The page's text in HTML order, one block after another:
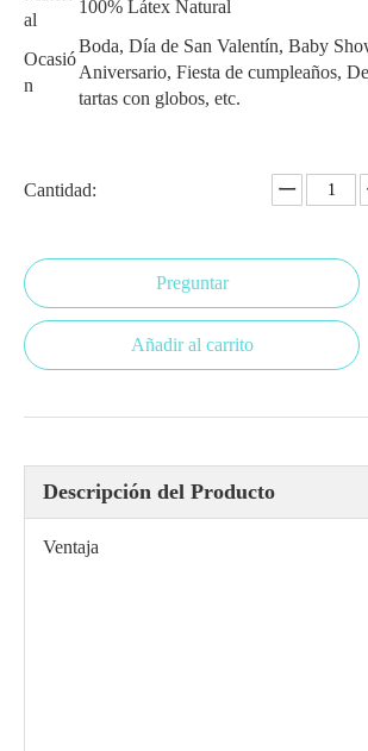
al
100% Látex Natural
Ocasió
n
Boda, Día de San Valentín, Baby
Aniversario, Fiesta de cumpleaños,
tartas con globos, etc.
Cantidad:
Preguntar
Añadir al carrito
Descripción del Producto
Ventaja